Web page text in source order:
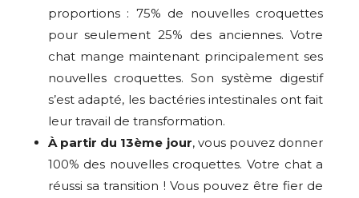
proportions : 75% de nouvelles croquettes
pour seulement 25% des anciennes. Votre
chat mange maintenant principalement ses
nouvelles croquettes. Son système digestif
s’est adapté, les bactéries intestinales ont fait
leur travail de transformation.
À partir du 13ème jour, vous pouvez donner
100% des nouvelles croquettes. Votre chat a
réussi sa transition ! Vous pouvez être fier de